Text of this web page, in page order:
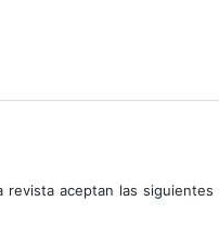
aceptan las siguientes